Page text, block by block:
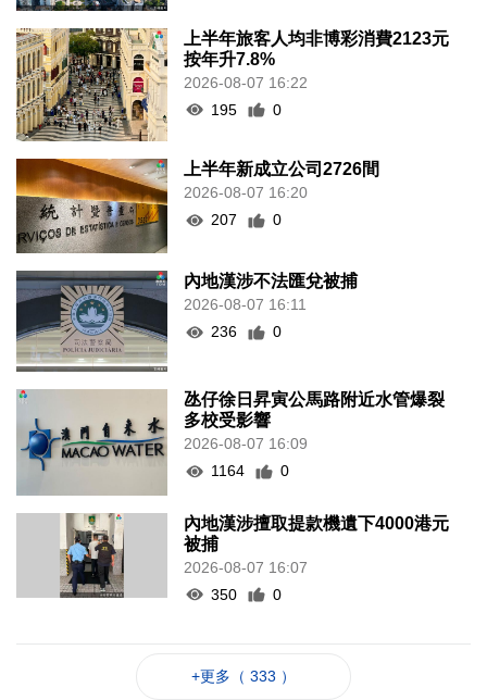
按年升7.8%
2026-08-07 16:22
195
0
2026-08-07 16:20
207
0
2026-08-07 16:11
236
0
多校受影響
2026-08-07 16:09
1164
0
被捕
2026-08-07 16:07
350
0